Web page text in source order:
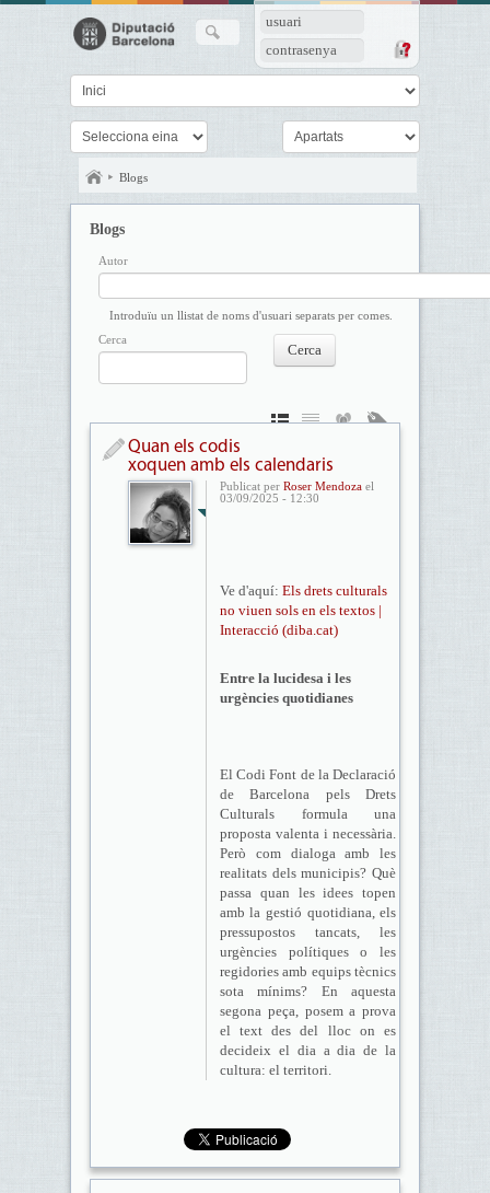
usuari
contrasenya
Blogs
Blogs
Autor
Introduïu un llistat de noms d'usuari separats per comes.
Cerca
Quan els codis
xoquen amb els calendaris
Publicat per Roser Mendozael
03/09/2025 - 12:30
Ve d'aquí: Els drets culturals
no viuen sols en els textos |
Interacció (diba.cat)
Entre la lucidesa i les
urgències quotidianes
El Codi Font de la Declaració
de Barcelona pels Drets
Culturals formula una
proposta valenta i necessària.
Però com dialoga amb les
realitats dels municipis? Què
passa quan les idees topen
amb la gestió quotidiana, els
pressupostos tancats, les
urgències polítiques o les
regidories amb equips tècnics
sota mínims? En aquesta
segona peça, posem a prova
el text des del lloc on es
decideix el dia a dia de la
cultura: el territori.